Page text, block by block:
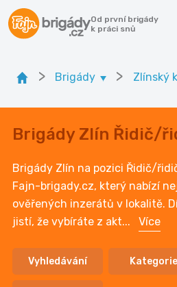
Od první brigády
k práci snů
> Brigády > Zlínský
Brigády Zlín Řidič/
Brigády Zlín na pozici Řidič/
Fajn-brigady.cz, který nabízí
ověřených inzerátů v lokalitě.
jistí, že vybíráte z akt... Více
Vyhledávání Kategorie